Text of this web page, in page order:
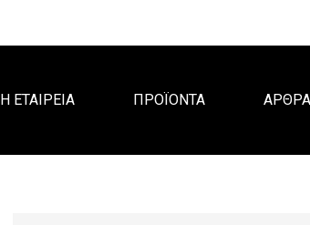
Η ΕΤΑΙΡΕΙΑ ΠΡΟΪΟΝΤΑ ΑΡΘΡΑ